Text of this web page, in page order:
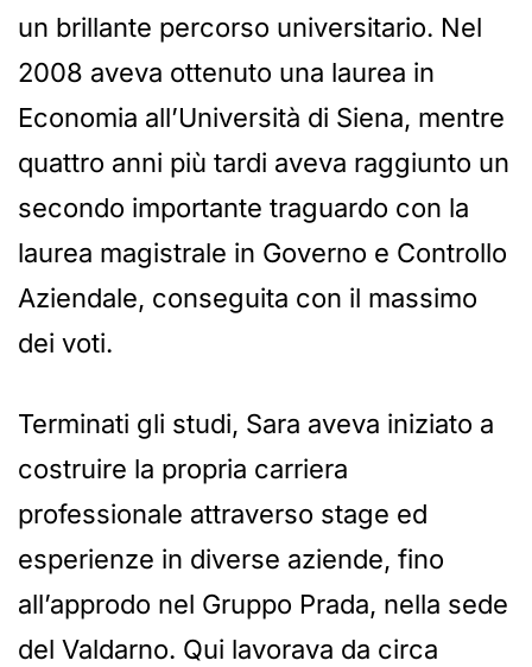
un brillante percorso universitario. Nel
2008 aveva ottenuto una laurea in
Economia all’Università di Siena, mentre
quattro anni più tardi aveva raggiunto un
secondo importante traguardo con la
laurea magistrale in Governo e Controllo
Aziendale, conseguita con il massimo
dei voti.
Terminati gli studi, Sara aveva iniziato a
costruire la propria carriera
professionale attraverso stage ed
esperienze in diverse aziende, fino
all’approdo nel Gruppo Prada, nella sede
del Valdarno. Qui lavorava da circa